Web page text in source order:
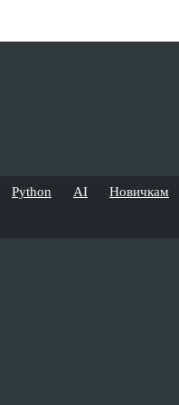
Python AI Новичкам